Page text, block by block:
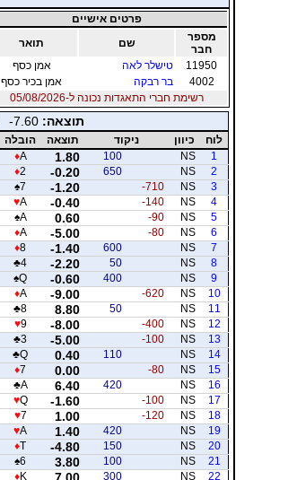
פרטים אישיים
מספר
חבר
שם תואר
11950
טישלר לאה אמן כסף
4002
בר רבקה אמן בכיר כסף
רשימת חברי התאגדות נכונה ל-05/08/2026
תוצאה: -7.60
לוח כיוון ניקוד תוצאה הובלה
1
NS
100
1.80
♦A
2
NS
650
-0.20
♦2
3
NS
-710
-1.20
♠7
4
NS
-140
-0.40
♥A
5
NS
-90
0.60
♠A
6
NS
-80
-5.00
♦A
7
NS
600
-1.40
♦8
8
NS
50
-2.20
♣4
9
NS
400
-0.60
♠Q
10
NS
-620
-9.00
♦A
11
NS
50
8.80
♣8
12
NS
-400
-8.00
♥9
13
NS
-100
-5.00
♣3
14
NS
110
0.40
♣Q
15
NS
-80
0.00
♦7
16
NS
420
6.40
♣A
17
NS
-100
-1.60
♥Q
18
NS
-120
1.00
♥7
19
NS
420
1.40
♥A
20
NS
150
-4.80
♦T
21
NS
100
3.80
♠6
22
NS
300
7.00
♦K